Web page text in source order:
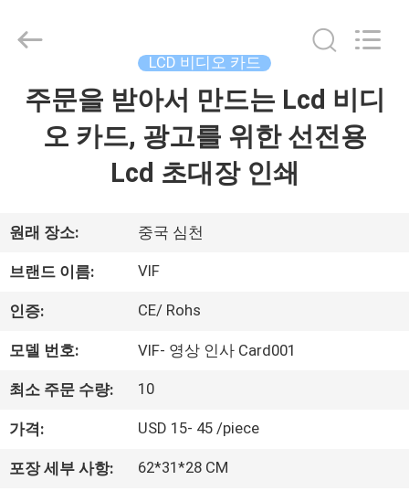
회
사
소
공
장
Shenzhen
LCD 비디오 카드
주문을 받아서 만드는 Lcd 비디
오 카드, 광고를 위한 선전용
Lcd 초대장 인쇄
원래 장소: 중국 심천
브랜드 이름: VIF
인증: CE/ Rohs
모델 번호: VIF- 영상 인사 Card001
최소 주문 수량: 10
가격: USD 15- 45 /piece
포장 세부 사항: 62*31*28 CM